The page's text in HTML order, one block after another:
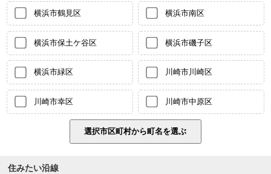
横浜市鶴見区 横浜市南区
横浜市保土ケ谷区 横浜市磯子区
横浜市緑区 川崎市川崎区
川崎市幸区 川崎市中原区
住みたい沿線